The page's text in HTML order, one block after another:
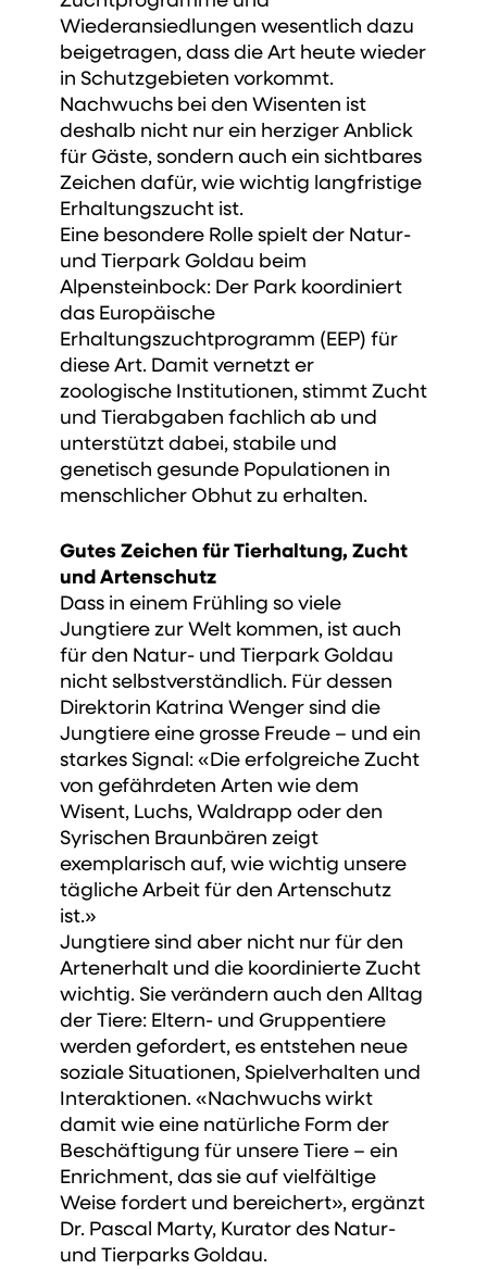
Wiederansiedlungen wesentlich dazu
beigetragen, dass die Art heute wieder
in Schutzgebieten vorkommt.
Nachwuchs bei den Wisenten ist
deshalb nicht nur ein herziger Anblick
für Gäste, sondern auch ein sichtbares
Zeichen dafür, wie wichtig langfristige
Erhaltungszucht ist.
Eine besondere Rolle spielt der Natur-
und Tierpark Goldau beim
Alpensteinbock: Der Park koordiniert
das Europäische
Erhaltungszuchtprogramm (EEP) für
diese Art. Damit vernetzt er
zoologische Institutionen, stimmt Zucht
und Tierabgaben fachlich ab und
unterstützt dabei, stabile und
genetisch gesunde Populationen in
menschlicher Obhut zu erhalten.
Gutes Zeichen für Tierhaltung, Zucht
und Artenschutz
Dass in einem Frühling so viele
Jungtiere zur Welt kommen, ist auch
für den Natur- und Tierpark Goldau
nicht selbstverständlich. Für dessen
Direktorin Katrina Wenger sind die
Jungtiere eine grosse Freude – und ein
starkes Signal: «Die erfolgreiche Zucht
von gefährdeten Arten wie dem
Wisent, Luchs, Waldrapp oder den
Syrischen Braunbären zeigt
exemplarisch auf, wie wichtig unsere
tägliche Arbeit für den Artenschutz
ist.»
Jungtiere sind aber nicht nur für den
Artenerhalt und die koordinierte Zucht
wichtig. Sie verändern auch den Alltag
der Tiere: Eltern- und Gruppentiere
werden gefordert, es entstehen neue
soziale Situationen, Spielverhalten und
Interaktionen. «Nachwuchs wirkt
damit wie eine natürliche Form der
Beschäftigung für unsere Tiere – ein
Enrichment, das sie auf vielfältige
Weise fordert und bereichert», ergänzt
Dr. Pascal Marty, Kurator des Natur-
und Tierparks Goldau.